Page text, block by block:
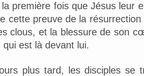
première fois que Jésus leur
cette preuve de la
clous, et la blessure de son
est là devant lui.
plus tard, les disciples se